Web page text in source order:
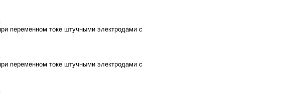
переменном токе штучными электродами с
переменном токе штучными электродами с